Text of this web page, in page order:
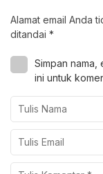
Alamat email Anda
ditandai *
Simpan nama,
ini untuk